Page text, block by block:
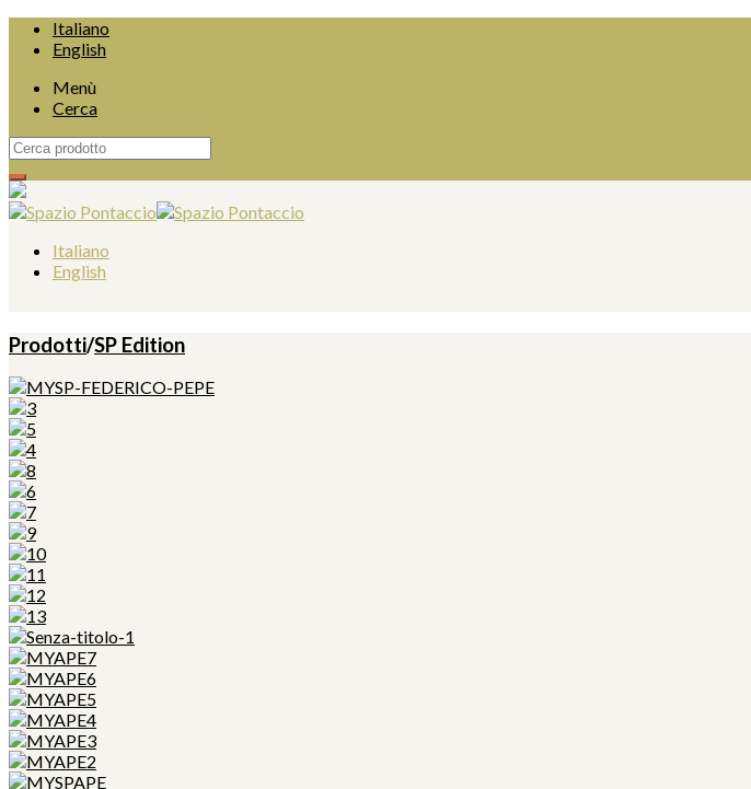
Italiano
English
Menù
Cerca
Italiano
English
Prodotti/SP Edition